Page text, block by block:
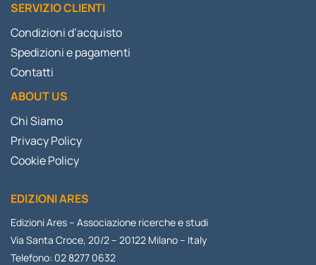
SERVIZIO CLIENTI
Condizioni d’acquisto
Spedizioni e pagamenti
Contatti
ABOUT US
Chi Siamo
Privacy Policy
Cookie Policy
EDIZIONI ARES
Edizioni Ares – Associazione ricerche e studi
Via Santa Croce, 20/2 – 20122 Milano – Italy
Telefono: 02 8277 0632